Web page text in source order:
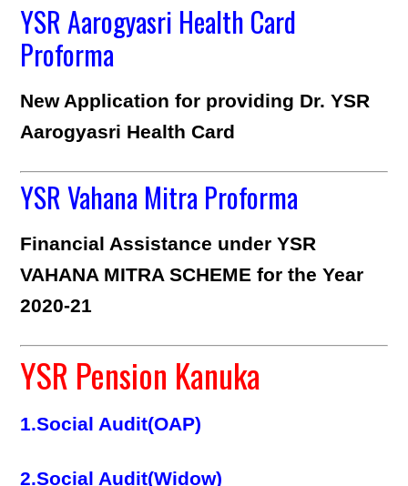
YSR Aarogyasri Health Card
Proforma
New Application for providing Dr. YSR
Aarogyasri Health Card
YSR Vahana Mitra Proforma
Financial Assistance under YSR
VAHANA MITRA SCHEME for the Year
2020-21
YSR Pension Kanuka
1.Social Audit(OAP)
2.Social Audit(Widow)